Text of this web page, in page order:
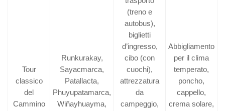
Tour
classico
del
Cammino
Runkurakay,
Sayacmarca,
Patallacta,
Phuyupatamarca,
Wiñayhuayma,
(treno e
autobus),
biglietti
d’ingresso,
cibo (con
cuochi),
attrezzatura
da
campeggio,
Abbigliamento
per il clima
temperato,
poncho,
cappello,
crema solare,